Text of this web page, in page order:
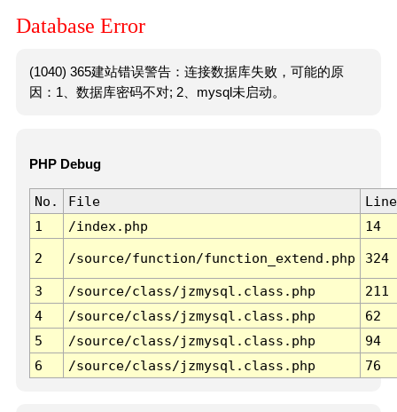
Database Error
(1040) 365建站错误警告：连接数据库失败，可能的原
因：1、数据库密码不对; 2、mysql未启动。
PHP Debug
No. File
Line
1
/index.php 14
2 /source/function/function_extend.php 324
3 /source/class/jzmysql.class.php
211
4
/source/class/jzmysql.class.php
62
5
/source/class/jzmysql.class.php
94
6
/source/class/jzmysql.class.php 76